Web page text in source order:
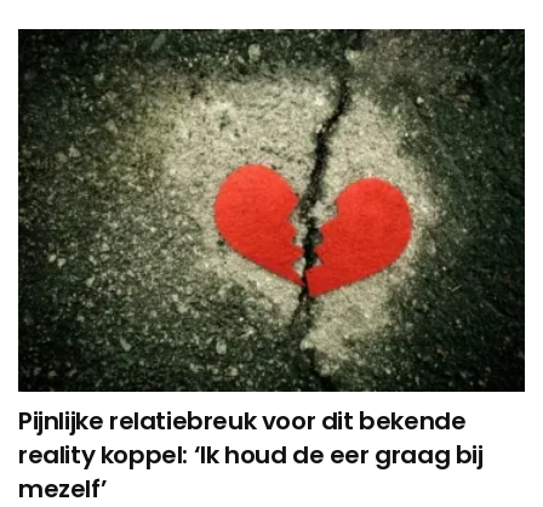
Pijnlijke relatiebreuk voor dit bekende
reality koppel: ‘Ik houd de eer graag bij
mezelf’